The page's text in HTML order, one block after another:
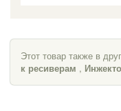
Этот товар также в
к ресиверам ,